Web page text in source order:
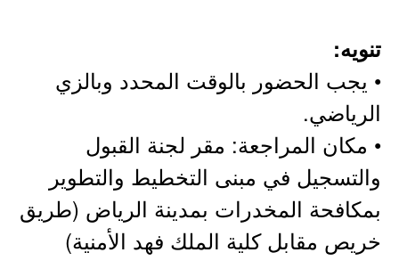
تنويه:
• يجب الحضور بالوقت المحدد وبالزي
الرياضي.
• مكان المراجعة: مقر لجنة القبول
والتسجيل في مبنى التخطيط والتطوير
بمكافحة المخدرات بمدينة الرياض (طريق
خريص مقابل كلية الملك فهد الأمنية)